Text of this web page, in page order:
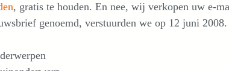
, gratis te houden. En nee, wij verkopen uw e-
genoemd, verstuurden we op 12 juni